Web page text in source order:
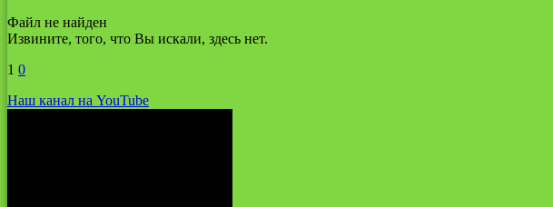
Файл не найден
Извините, того, что Вы искали, здесь нет.
1 0
Наш канал на YouTube